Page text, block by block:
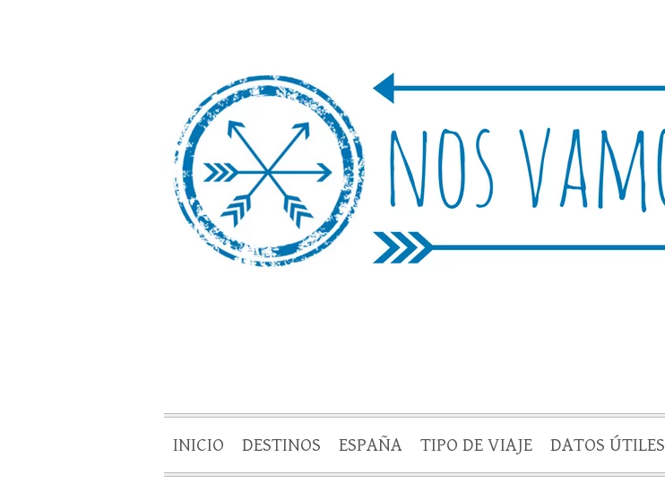
Nos Vamos de Rutica
Un blog de viajes donde se comparte experiencias, trucos y consejos.
INICIO DESTINOS ESPAÑA TIPO DE VIAJE DATOS ÚTILES